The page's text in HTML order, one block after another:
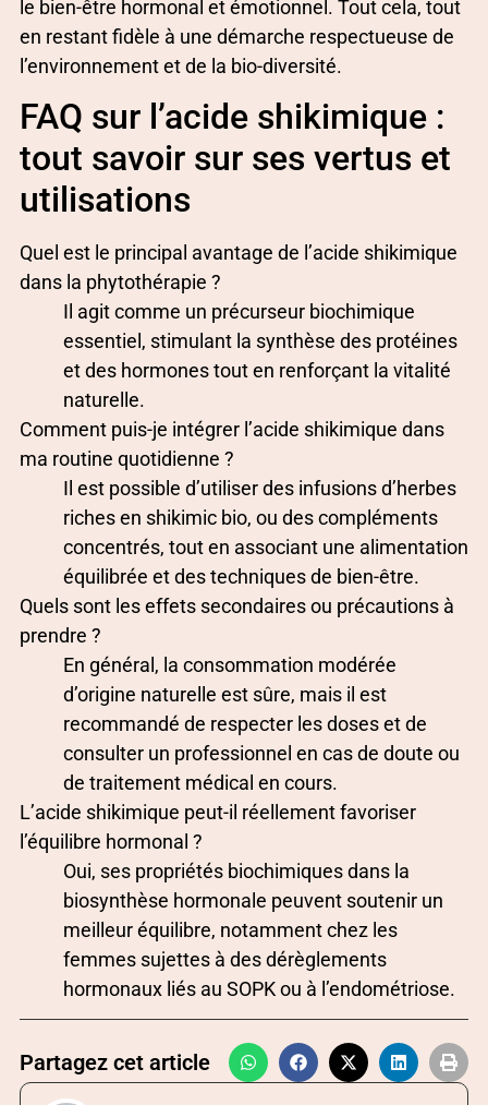
le bien-être hormonal et émotionnel. Tout cela, tout
en restant fidèle à une démarche respectueuse de
l’environnement et de la bio-diversité.
FAQ sur l’acide shikimique :
tout savoir sur ses vertus et
utilisations
Quel est le principal avantage de l’acide shikimique
dans la phytothérapie ?
Il agit comme un précurseur biochimique
essentiel, stimulant la synthèse des protéines
et des hormones tout en renforçant la vitalité
naturelle.
Comment puis-je intégrer l’acide shikimique dans
ma routine quotidienne ?
Il est possible d’utiliser des infusions d’herbes
riches en shikimic bio, ou des compléments
concentrés, tout en associant une alimentation
équilibrée et des techniques de bien-être.
Quels sont les effets secondaires ou précautions à
prendre ?
En général, la consommation modérée
d’origine naturelle est sûre, mais il est
recommandé de respecter les doses et de
consulter un professionnel en cas de doute ou
de traitement médical en cours.
L’acide shikimique peut-il réellement favoriser
l’équilibre hormonal ?
Oui, ses propriétés biochimiques dans la
biosynthèse hormonale peuvent soutenir un
meilleur équilibre, notamment chez les
femmes sujettes à des dérèglements
hormonaux liés au SOPK ou à l’endométriose.
Partagez cet article